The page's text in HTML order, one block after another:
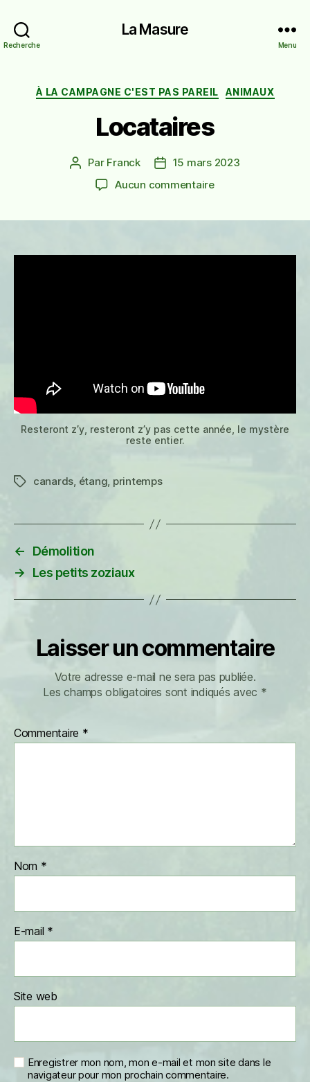
Recherche
La Masure
Menu
Catégories
À LA CAMPAGNE C'EST PAS PAREIL ANIMAUX
Locataires
Auteur
l’article
Par Franck
Date15 mars 2023
Aucun commentairesur
Resteront z’y, resteront z’y pas cette année, le mystère
reste entier.
Étiquettes
canards, étang, printemps
←
Démolition
→
Les petits zoziaux
Laisser un commentaire
Votre adresse e-mail ne sera pas publiée.
Les champs obligatoires sont indiqués avec *
Commentaire *
Nom *
E-mail *
Site web
Enregistrer mon nom, mon e-mail et mon site dans le
navigateur pour mon prochain commentaire.